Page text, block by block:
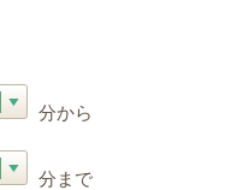
分から
分まで